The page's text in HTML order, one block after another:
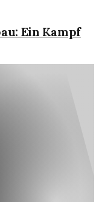
Ein Kampf